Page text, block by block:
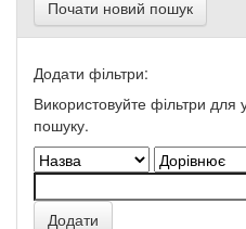
Почати новий пошук
Додати фільтри:
Використовуйте фільтри для
пошуку.